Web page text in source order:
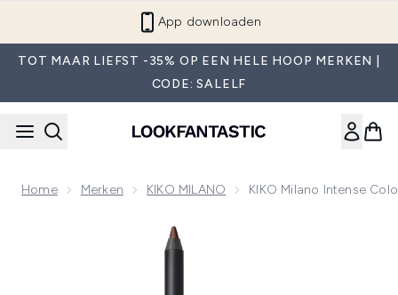
App downloaden
TOT MAAR LIEFST -35% OP EEN HELE HOOP MERKEN |
CODE: SALELF
Home Merken KIKO MILANO KIKO Milano Intense